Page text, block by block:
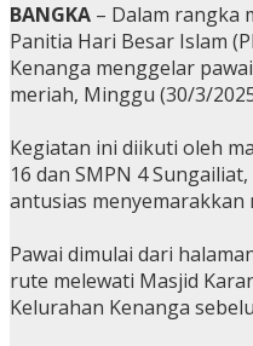
BANGKA – Dalam rangka
Panitia Hari Besar Islam
Kenanga menggelar
meriah, Minggu (30/3/
Kegiatan ini diikuti oleh
16 dan SMPN 4
antusias menyemarakkan
Pawai dimulai dari
rute melewati Masjid
Kelurahan Kenanga